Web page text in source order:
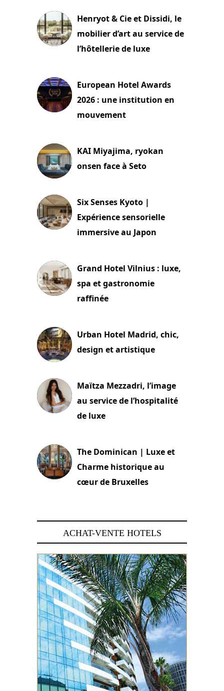
Henryot & Cie et Dissidi, le
mobilier d’art au service de
l’hôtellerie de luxe
European Hotel Awards
2026 : une institution en
mouvement
KAI Miyajima, ryokan
onsen face à Seto
Six Senses Kyoto |
Expérience sensorielle
immersive au Japon
Grand Hotel Vilnius : luxe,
spa et gastronomie
raffinée
Urban Hotel Madrid, chic,
design et artistique
Maïtza Mezzadri, l’image
au service de l’hospitalité
de luxe
The Dominican | Luxe et
Charme historique au
cœur de Bruxelles
ACHAT-VENTE HOTELS